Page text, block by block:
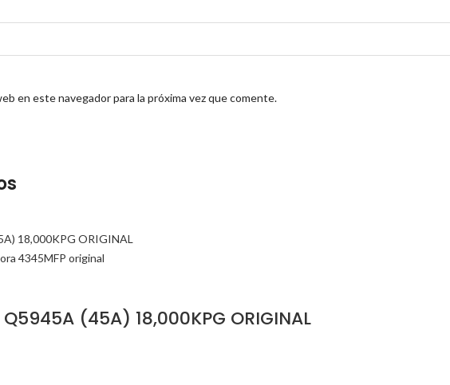
en este navegador para la próxima vez que comente.
(45A) 18,000KPG ORIGINAL